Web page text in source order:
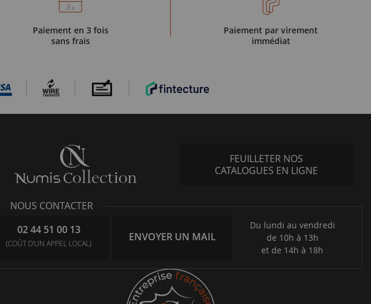
Paiement en 3 fois
sans frais
Paiement par virement
immédiat
FEUILLETER NOS
CATALOGUES EN LIGNE
NOUS CONTACTER
02 44 51 00 13
(COÛT D'UN APPEL LOCAL)
ENVOYER UN MAIL
Du lundi au vendredi
de 10h à 13h
et de 14h à 18h